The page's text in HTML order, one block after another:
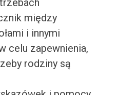
między
i innymi
celu zapewnienia,
rodziny są